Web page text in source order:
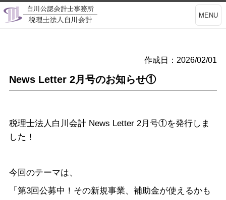
MENU
作成日：2026/02/01
News Letter 2月号のお知らせ①
税理士法人白川会計 News Letter 2月号①を発行しま
した！
今回のテーマは、
「第3回公募中！その新規事業、補助金が使えるかも